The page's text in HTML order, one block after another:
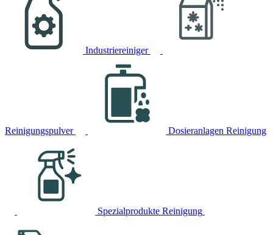
Industriereiniger
Reinigungspulver Dosieranlagen Reinigung
Spezialprodukte Reinigung